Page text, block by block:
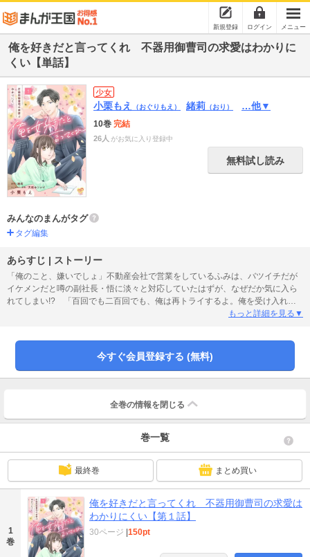
新規登録 ログイン メニュー
俺を好きだと言ってくれ 不器用御曹司の求愛はわかりに
くい【単話】
少女
小栗もえ （おぐりもえ） 緒莉 （おり） …他▼
10巻 完結
26人 がお気に入り登録中
無料試し読み
みんなのまんがタグ
タグ編集
あらすじ | ストーリー
「俺のこと、嫌いでしょ」不動産会社で営業をしているふみは、バツイチだが
イケメンだと噂の副社長・悟に淡々と対応していたはずが、なぜだか気に入ら
れてしまい!? 「百回でも二百回でも、俺は再トライするよ。俺を受け入れて
くれるまで」何かにつけ声をかけてくる悟に、初めは媚びない女が珍しいだけ
もっと詳細を見る▼
今すぐ会員登録する (無料)
全巻の情報を 閉じる
巻一覧
最終巻 まとめ買い
1
巻
俺を好きだと言ってくれ 不器用御曹司の求愛は
わかりにくい【第１話】
30ページ |150pt